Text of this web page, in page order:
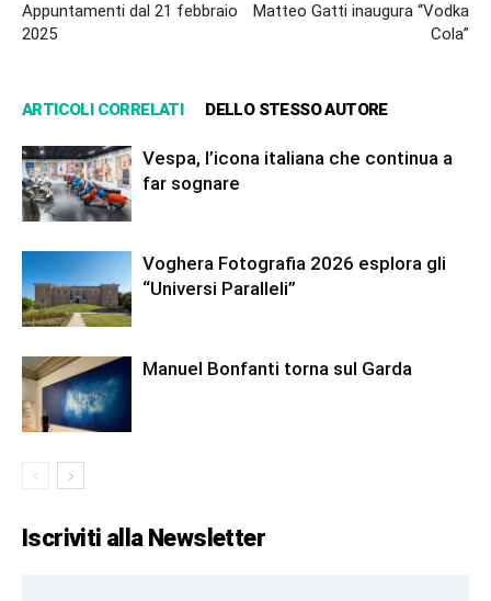
Appuntamenti dal 21 febbraio
2025
Matteo Gatti inaugura “Vodka
Cola”
ARTICOLI CORRELATI DELLO STESSO AUTORE
Vespa, l’icona italiana che continua a
far sognare
Voghera Fotografia 2026 esplora gli
“Universi Paralleli”
Manuel Bonfanti torna sul Garda
Iscriviti alla Newsletter